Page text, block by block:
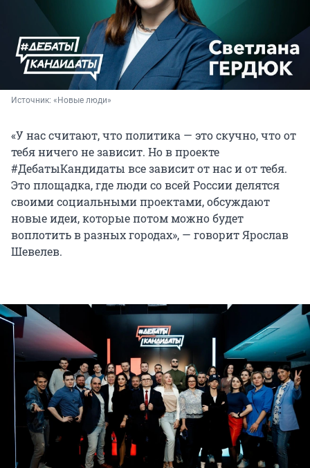
Источник: «Новые люди»
«У нас считают, что политика — это скучно, что от
тебя ничего не зависит. Но в проекте
#ДебатыКандидаты все зависит от нас и от тебя.
Это площадка, где люди со всей России делятся
своими социальными проектами, обсуждают
новые идеи, которые потом можно будет
воплотить в разных городах», — говорит Ярослав
Шевелев.